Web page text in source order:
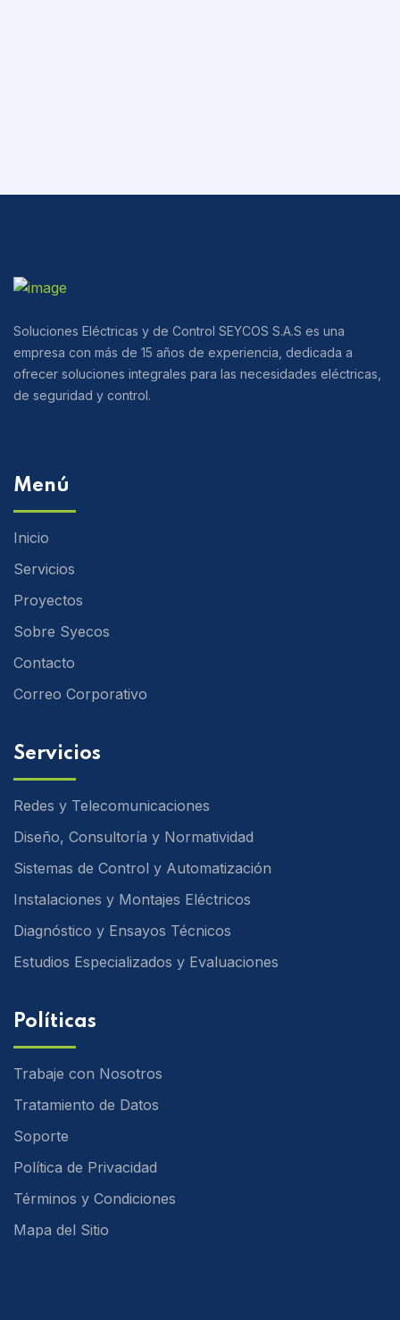
Horarios
Soluciones Eléctricas y de Control SEYCOS S.A.S es una
empresa con más de 15 años de experiencia, dedicada a
ofrecer soluciones integrales para las necesidades eléctricas,
de seguridad y control.
Menú
Inicio
Servicios
Proyectos
Sobre Syecos
Contacto
Correo Corporativo
Servicios
Redes y Telecomunicaciones
Diseño, Consultoría y Normatividad
Sistemas de Control y Automatización
Instalaciones y Montajes Eléctricos
Diagnóstico y Ensayos Técnicos
Estudios Especializados y Evaluaciones
Políticas
Trabaje con Nosotros
Tratamiento de Datos
Soporte
Política de Privacidad
Términos y Condiciones
Mapa del Sitio